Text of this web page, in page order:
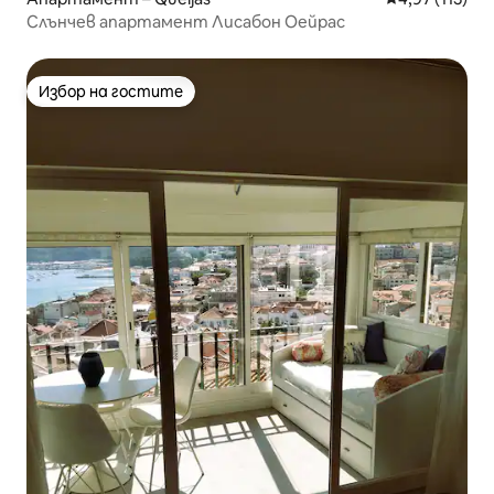
Слънчев апартамент Лисабон Оейрас
Избор на гостите
Избор на гостите